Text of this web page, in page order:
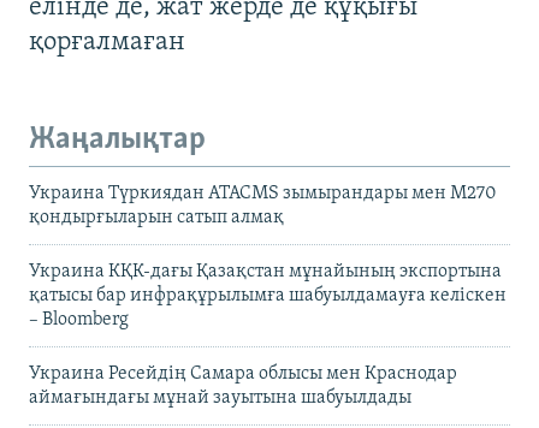
елінде де, жат жерде де құқығы
қорғалмаған
Жаңалықтар
Украина Түркиядан ATACMS зымырандары мен M270
қондырғыларын сатып алмақ
Украина КҚК-дағы Қазақстан мұнайының экспортына
қатысы бар инфрақұрылымға шабуылдамауға келіскен
– Bloomberg
Украина Ресейдің Самара облысы мен Краснодар
аймағындағы мұнай зауытына шабуылдады